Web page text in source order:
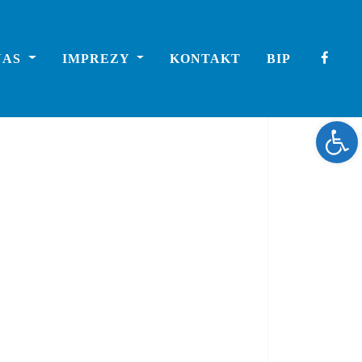
IMPREZY KONTAKT BIP